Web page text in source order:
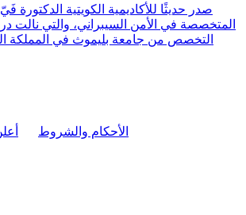
المتخصصة في الأمن السيبراني، والتي نالت
التخصص من جامعة بليموث في المملكة
الأحكام والشروط